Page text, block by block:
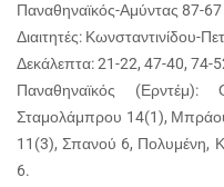
Παναθηναϊκός-Αμύντας 87-67
Διαιτητές: Κωνσταντινίδου-
Δεκάλεπτα: 21-22, 47-40, 74-
Παναθηναϊκός
Σταμολάμπρου 14(1),
11(3), Σπανού 6, Πολυμένη,
6.